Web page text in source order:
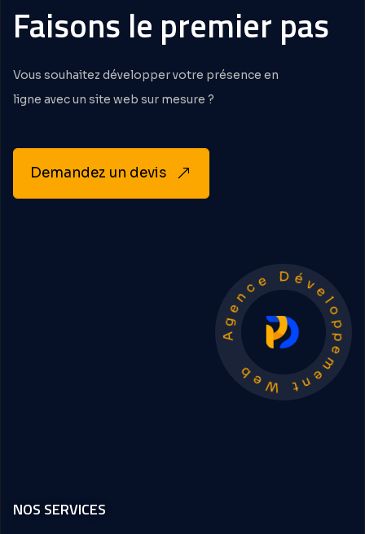
Faisons le premier pas
Vous souhaitez développer votre présence en
ligne avec un site web sur mesure ?
Demandez un devis
Agence Développement Web
NOS SERVICES